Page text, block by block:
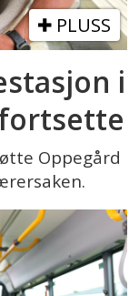
PLUSS
i
Oppegård